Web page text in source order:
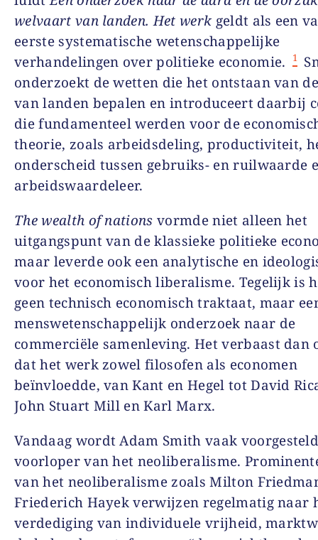
welvaart van landen. Het werkgeldt als een
eerste systematische wetenschappelijke
verhandelingen over politieke economie.
1
onderzoekt de wetten die het ontstaan van
van landen bepalen en introduceert daarbij
die fundamenteel werden voor de
theorie, zoals arbeidsdeling, productiviteit,
onderscheid tussen gebruiks- en ruilwaarde
arbeidswaardeleer.
The wealth of nations vormde niet alleen het
uitgangspunt van de klassieke politieke
maar leverde ook een analytische en
voor het economisch liberalisme. Tegelijk is
geen technisch economisch traktaat, maar
menswetenschappelijk onderzoek naar de
commerciële samenleving. Het verbaast dan
dat het werk zowel filosofen als economen
beïnvloedde, van Kant en Hegel tot David
John Stuart Mill en Karl Marx.
Vandaag wordt Adam Smith vaak
voorloper van het neoliberalisme.
van het neoliberalisme zoals Milton
Friederich Hayek verwijzen regelmatig naar
verdediging van individuele vrijheid,